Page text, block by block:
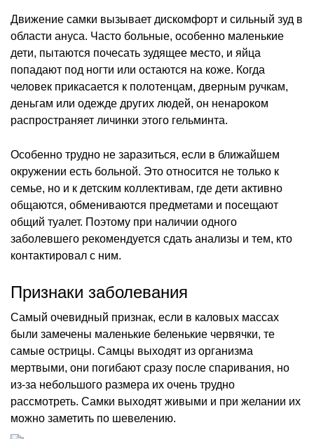
Движение самки вызывает дискомфорт и сильный зуд в
области ануса. Часто больные, особенно маленькие
дети, пытаются почесать зудящее место, и яйца
попадают под ногти или остаются на коже. Когда
человек прикасается к полотенцам, дверным ручкам,
деньгам или одежде других людей, он ненароком
распространяет личинки этого гельминта.
Особенно трудно не заразиться, если в ближайшем
окружении есть больной. Это относится не только к
семье, но и к детским коллективам, где дети активно
общаются, обмениваются предметами и посещают
общий туалет. Поэтому при наличии одного
заболевшего рекомендуется сдать анализы и тем, кто
контактировал с ним.
Признаки заболевания
Самый очевидный признак, если в каловых массах
были замечены маленькие беленькие червячки, те
самые острицы. Самцы выходят из организма
мертвыми, они погибают сразу после спаривания, но
из-за небольшого размера их очень трудно
рассмотреть. Самки выходят живыми и при желании их
можно заметить по шевелению.